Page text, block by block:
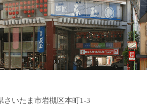
さいたま市岩槻区本町1-3